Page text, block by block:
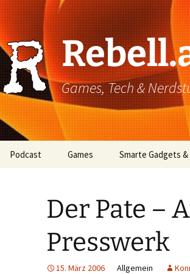
Games, Tech &
Podcast Games
Xbox
PlayStation
Mobile
Smarte Gadgets &
Der Pate –
Presswerk
15. März 2006 Allgemein